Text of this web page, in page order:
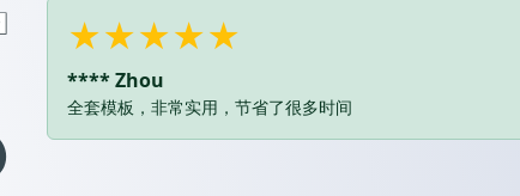
★★★★★
**** Zhou
全套模板，非常实用，节省了很多时间